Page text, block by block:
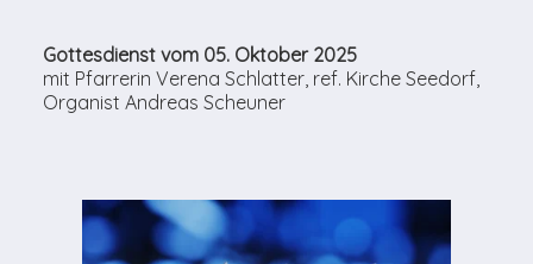
Gottesdienst vom 05. Oktober 2025
mit Pfarrerin Verena Schlatter, ref. Kirche Seedorf,
Organist Andreas Scheuner